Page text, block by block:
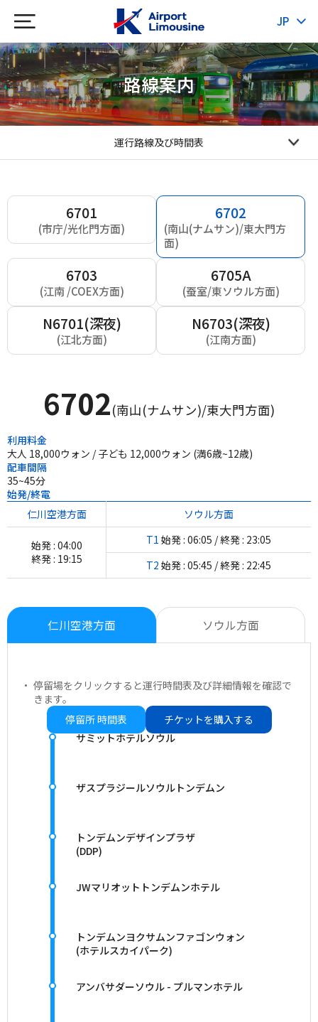
JP
KR
CH
EN
路線案内
運行路線及び時間表
6701
(市庁/光化門方面)
6702
(南山(ナムサン)/東大門方
面)
6703
(江南 /COEX方面)
6705A
(蚕室/東ソウル方面)
N6701(深夜)
(江北方面)
N6703(深夜)
(江南方面)
6702(南山(ナムサン)/東大門方面)
利用料金
大人 18,000ウォン / 子ども 12,000ウォン (満6歳~12歳)
配車間隔
35~45分
始発/終電
仁川空港方面
ソウル方面
始発 : 04:00
終発 : 19:15
T1 始発 : 06:05 / 終発 : 23:05
T2 始発 : 05:45 / 終発 : 22:45
仁川空港方面 ソウル方面
サミットホテルソウル
ザスプラジールソウルトンデムン
トンデムンデザインプラザ
(DDP)
JWマリオットトンデムンホテル
トンデムンヨクサムンファゴンウォン
(ホテルスカイパーク)
アンバサダーソウル - プルマンホテル
停留場をクリックすると運行時間表及び詳細情報を確認で
きます。
停留所 時間表
チケットを購入する